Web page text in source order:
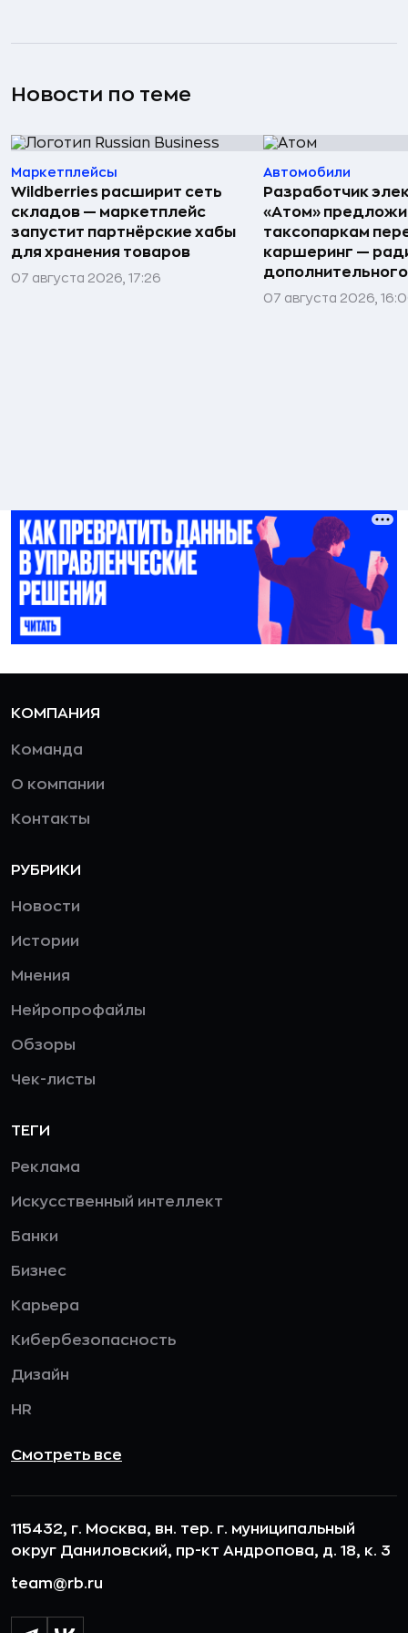
Новости по теме
Маркетплейсы
Wildberries расширит сеть
складов — маркетплейс
запустит партнёрские хабы
для хранения товаров
07 августа 2026, 17:26
Автомобили
Разработчик
«Атом»
таксопаркам
каршеринг —
07 августа 2026,
КОМПАНИЯ
Команда
О компании
Контакты
РУБРИКИ
Новости
Истории
Мнения
Нейропрофайлы
Обзоры
Чек-листы
ТЕГИ
Реклама
Искусственный интеллект
Банки
Бизнес
Карьера
Кибербезопасность
Дизайн
HR
Смотреть все
115432, г. Москва, вн. тер. г. муниципальный
округ Даниловский, пр-кт Андропова, д. 18, к. 3
team@rb.ru